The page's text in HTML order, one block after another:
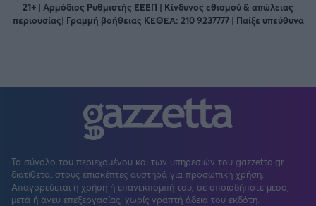
21+ | Αρμόδιος Ρυθμιστής ΕΕΕΠ | Κίνδυνος εθισμού & απώλειας
περιουσίας| Γραμμή βοήθειας ΚΕΘΕΑ: 210 9237777 | Παίξε υπεύθυνα
Το σύνολο του περιεχομένου και των υπηρεσιών του gazzetta.gr
διατίθεται στους επισκέπτες αυστηρά για προσωπική χρήση.
Απαγορεύεται η χρήση ή επανεκπομπή του, σε οποιοδήποτε μέσο,
μετά ή άνευ επεξεργασίας, χωρίς γραπτή άδεια του εκδότη.